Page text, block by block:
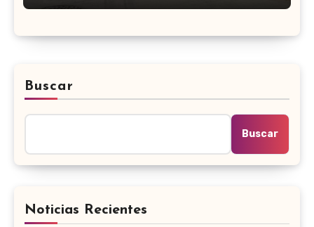
Buscar
Buscar
Noticias Recientes